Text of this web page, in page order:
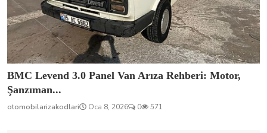
BMC Levend 3.0 Panel Van Arıza Rehberi: Motor,
Şanzıman...
otomobilarizakodlari Oca 8, 2026 0 571